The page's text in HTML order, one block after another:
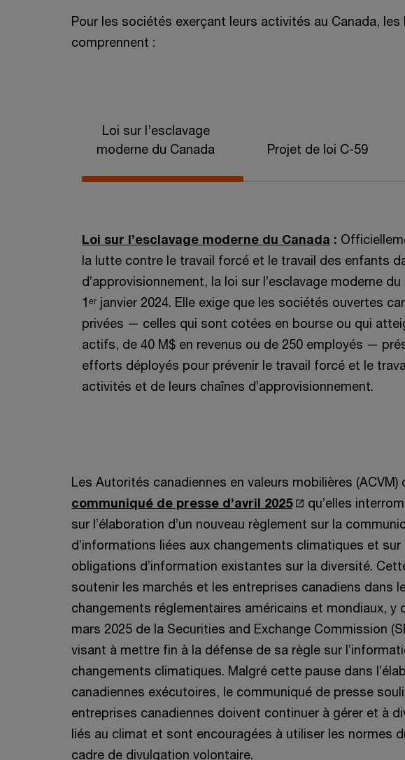
Pour les sociétés exerçant leurs activités au Canada,
comprennent :
Loi sur l’esclavage
moderne du Canada
Projet de loi C-59
Loi sur l’esclavage moderne du Canada :
la lutte contre le travail forcé et le travail des enfants
d’approvisionnement, la loi sur l’esclavage moderne
1ᵉʳ janvier 2024. Elle exige que les sociétés ouvertes
privées — celles qui sont cotées en bourse ou qui
actifs, de 40 M$ en revenus ou de 250 employés —
efforts déployés pour prévenir le travail forcé et le
activités et de leurs chaînes d’approvisionnement.
Les Autorités canadiennes en valeurs mobilières (ACVM)
communiqué de presse d’avril 2025S
’
o
u
v
r
e
d
a
n
s
u
qu’elles
sur l’élaboration d’un nouveau règlement sur la
d’informations liées aux changements climatiques et
obligations d’information existantes sur la diversité.
soutenir les marchés et les entreprises canadiens dans
changements réglementaires américains et mondiaux, y
mars 2025 de la Securities and Exchange Commission
visant à mettre fin à la défense de sa règle sur
changements climatiques. Malgré cette pause dans
canadiennes exécutoires, le communiqué de presse
entreprises canadiennes doivent continuer à gérer et à
liés au climat et sont encouragées à utiliser les normes
cadre de divulgation volontaire.